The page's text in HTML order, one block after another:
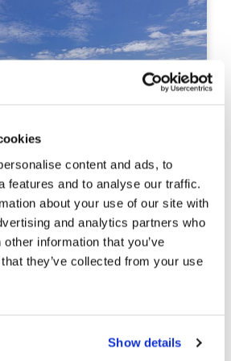
content and ads, to
features and to analyse our traffic.
about your use of our site with
and analytics partners who
information that you’ve
they’ve collected from your use
Show details
Aussicht auf